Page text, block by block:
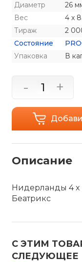
Диаметр
26
Вес
4 x
Тираж
2
Состояние
Упаковка
В
- +
Описание
Нидерланды 4 x
Беатрикс
С ЭТИМ
СЛЕДУЮЩЕЕ